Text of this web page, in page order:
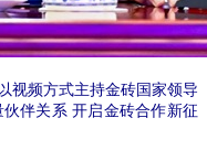
视频方式主持金砖国家领导
伴关系 开启金砖合作新征